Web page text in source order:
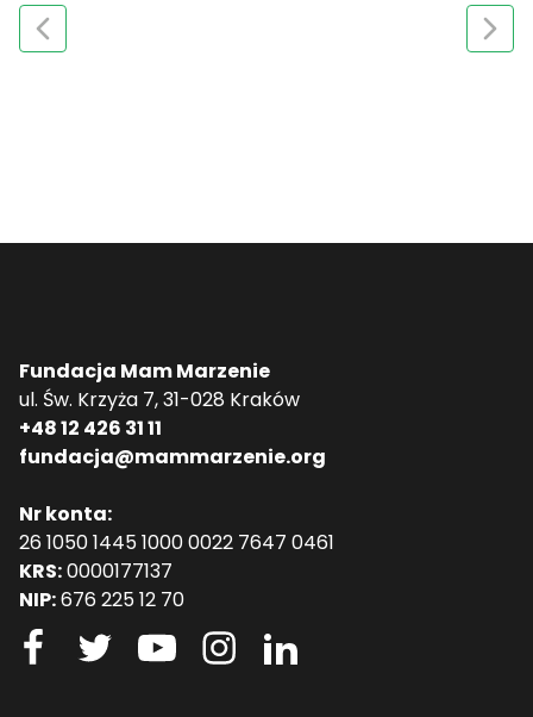
Fundacja Mam Marzenie
ul. Św. Krzyża 7, 31-028 Kraków
+48 12 426 31 11
fundacja@mammarzenie.org
Nr konta:
26 1050 1445 1000 0022 7647 0461
KRS:0000177137
NIP:676 225 12 70